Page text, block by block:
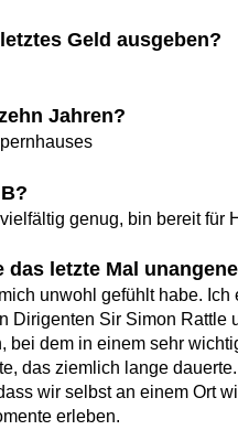
Geld ausgeben?
Jahren?
genug, bin bereit für
das letzte Mal
unwohl gefühlt habe. Ich
Dirigenten Sir Simon Rattle
bei dem in einem sehr
das ziemlich lange
wir selbst an einem Ort
erleben.